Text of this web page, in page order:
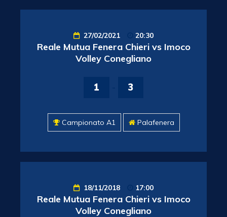
27/02/2021 20:30
Reale Mutua Fenera Chieri vs Imoco
Volley Conegliano
1 3
Campionato A1 Palafenera
18/11/2018 17:00
Reale Mutua Fenera Chieri vs Imoco
Volley Conegliano